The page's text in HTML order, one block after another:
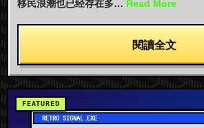
移民浪潮也已经存在多… Read More
閱讀全文